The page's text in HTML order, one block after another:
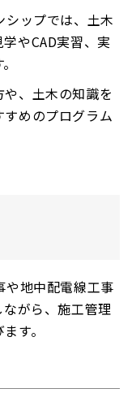
ップでは、土木
やCAD実習、実
、土木の知識を
めのプログラム
や地中配電線工事
がら、施工管理
す。